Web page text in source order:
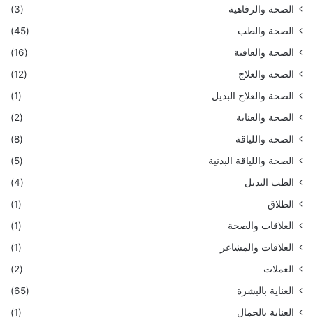
الصحة والرفاهية
(3)
الصحة والطب
(45)
الصحة والعافية
(16)
الصحة والعلاج
(12)
الصحة والعلاج البديل
(1)
الصحة والعناية
(2)
الصحة واللياقة
(8)
الصحة واللياقة البدنية
(5)
الطب البديل
(4)
الطلاق
(1)
العلاقات والصحة
(1)
العلاقات والمشاعر
(1)
العملات
(2)
العناية بالبشرة
(65)
العناية بالجمال
(1)